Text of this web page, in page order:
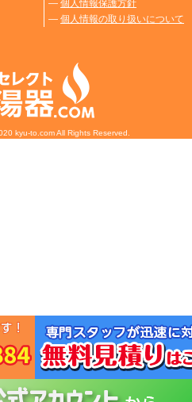
― 個人情報保護方針
― 個人情報の取り扱いについて
kyu-to.com All Rights Reserved.